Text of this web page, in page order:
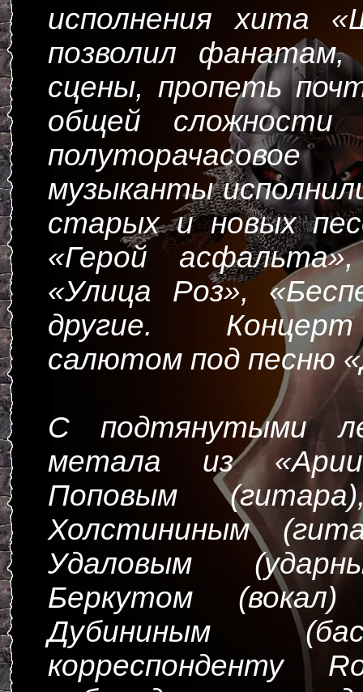
исполнения хита
позволил фанатам,
сцены, пропеть
общей
музыканты
старых и новых
«Герой
«Улица Роз»,
другие.
салютом под песню
С подтянутыми
метала из
Поповым
Холстининым
Удаловым
Беркутом
Дубининым
корреспонденту